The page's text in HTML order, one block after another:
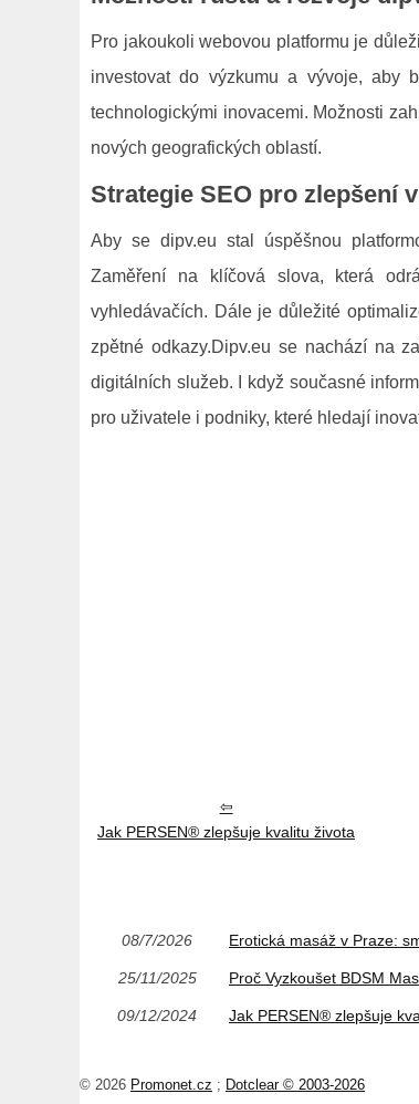
Pro jakoukoli webovou platformu je
investovat do výzkumu a vývoje, aby
technologickými inovacemi. Možnosti
nových geografických oblastí.
Strategie SEO pro zlepšení
Aby se dipv.eu stal úspěšnou
Zaměření na klíčová slova, která
vyhledávačích. Dále je důležité
zpětné odkazy.Dipv.eu se nachází na
digitálních služeb. I když současné
pro uživatele i podniky, které hledají
Jak PERSEN® zlepšuje kvalitu života
08/7/2026 Erotická masáž v Praze:
25/11/2025 Proč Vyzkoušet BDSM
09/12/2024 Jak PERSEN® zlepšuje
© 2026 Promonet.cz ; Dotclear © 2003-2026